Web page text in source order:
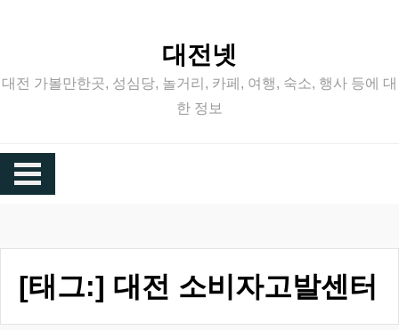
대전넷
대전 가볼만한곳, 성심당, 놀거리, 카페, 여행, 숙소, 행사 등에 대
한 정보
[태그:] 대전 소비자고발센터